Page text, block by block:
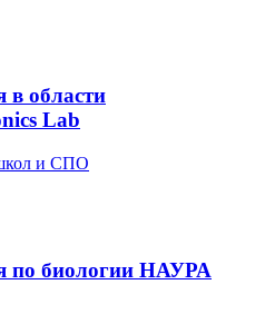
в области
Lab
и СПО
по биологии НАУРА